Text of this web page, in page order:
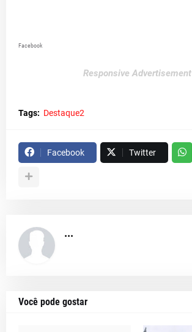
Facebook
Responsive Advertisement
Tags: Destaque2
Facebook Twitter
...
Você pode gostar